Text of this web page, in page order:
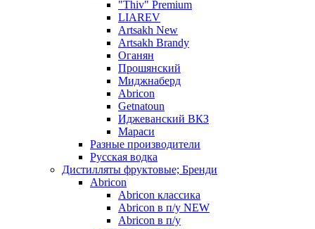
"Thiv" Premium
LIAREV
Artsakh New
Artsakh Brandy
Оганян
Прошянский
Миджнаберд
Abricon
Getnatoun
Иджеванский ВКЗ
Мараси
Разные производители
Русская водка
Дистилляты фруктовые; Бренди
Abricon
Abricon классика
Abricon в п/у NEW
Abricon в п/у